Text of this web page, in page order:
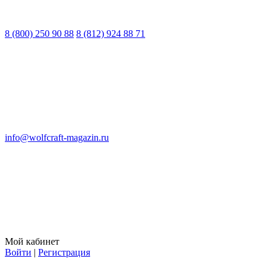
8 (800) 250 90 88 8 (812) 924 88 71
info@wolfcraft-magazin.ru
Мой кабинет
Войти | Регистрация